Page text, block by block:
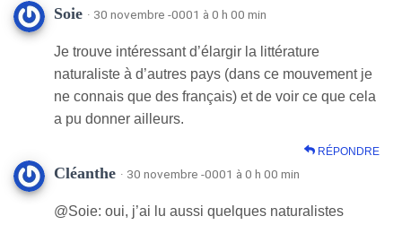
Soie · 30 novembre -0001 à 0 h 00 min
Je trouve intéressant d’élargir la littérature
naturaliste à d’autres pays (dans ce mouvement je
ne connais que des français) et de voir ce que cela
a pu donner ailleurs.
RÉPONDRE
Cléanthe · 30 novembre -0001 à 0 h 00 min
@Soie: oui, j’ai lu aussi quelques naturalistes